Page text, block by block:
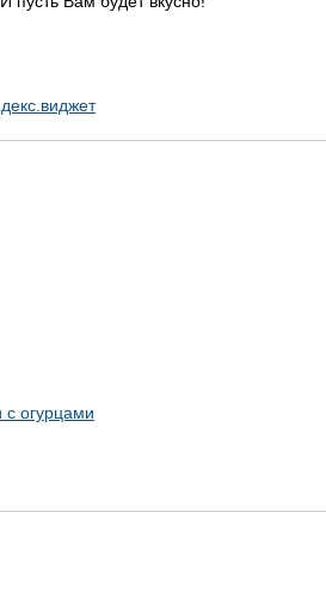
с огурцами